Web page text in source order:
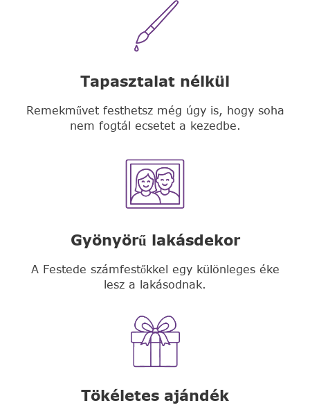
Tapasztalat nélkül
Remekművet festhetsz még úgy is, hogy soha
nem fogtál ecsetet a kezedbe.
Gyönyörű lakásdekor
A Festede számfestőkkel egy különleges éke
lesz a lakásodnak.
Tökéletes ajándék